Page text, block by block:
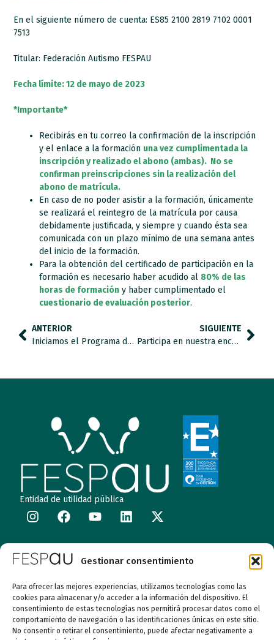
Gestionar consentimiento
Para ofrecer las mejores experiencias, utilizamos tecnologías como las
cookies para almacenar y/o acceder a la información del dispositivo. El
consentimiento de estas tecnologías nos permitirá procesar datos como el
comportamiento de navegación o las identificaciones únicas en este sitio.
No consentir o retirar el consentimiento, puede afectar negativamente a
En el siguiente número de cuenta: ES85 2100 2819 7102 0001
7513
Titular: Federación Autismo FESPAU
Fecha límite: 12 de mayo de 2023
*Importante*
Recibirás en tu correo la confirmación de la inscripción
y el enlace a la formación una vez cumplimentada la
inscripción y realizado el abono (ambas). No se
confirman preinscripciones sin la realización del
abono de matrícula.
En caso de no poder asistir a la formación, únicamente
se realizará el reintegro de la matrícula por causa
debidamente justificada, y siempre y cuando ésta sea
comunicada con un plazo mínimo de una semana antes
del inicio de la formación.
Para la obtención del certificado de participación en la
formación es necesario haber acudido al 80% de las
horas de formación y haber cumplimentado el
cuestionario de evaluación posterior.
ANTERIOR
Iniciamos el Programa de intervención basado en Mindfulness para Profesionales de Apoyo
SIGUIENTE
Participa en nuestra encuesta sobre BURNOUT
Entidad de utilidad pública
Tlf.: 91 290 58 06
Atención al Público